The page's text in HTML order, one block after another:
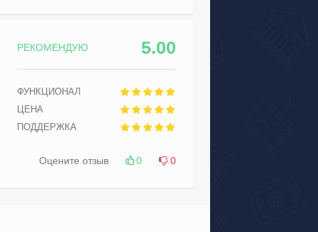
РЕКОМЕНДУЮ 5.00
ФУНКЦИОНАЛ
ЦЕНА
ПОДДЕРЖКА
Оцените отзыв 0 0